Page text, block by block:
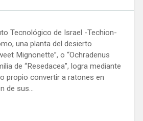
Tecnológico de Israel -Techion-
una planta del desierto
Mignonette”, o “Ochradenus
de “Resedacea”, logra mediante
propio convertir a ratones en
de sus…